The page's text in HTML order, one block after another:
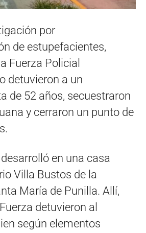
por
de estupefacientes,
Fuerza Policial
detuvieron a un
de 52 años, secuestraron
y cerraron un punto de
en una casa
Villa Bustos de la
María de Punilla. Allí,
detuvieron al
según elementos